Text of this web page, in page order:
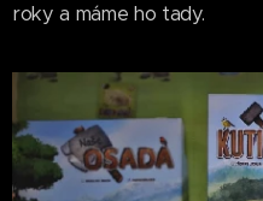
roky a máme ho tady.